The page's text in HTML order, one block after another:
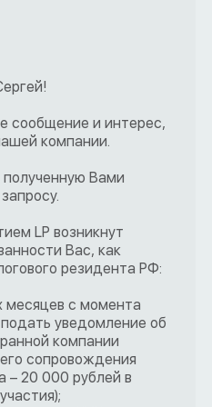
сообщение и интерес,
компании.
Вами
LP возникнут
Вас, как
резидента РФ:
месяцев с момента
уведомление об
компании
сопровождения
– 20 000 рублей в